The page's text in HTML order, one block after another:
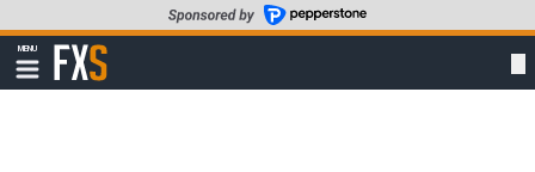
to
main
content
MENU
Show
navigation
FXStreet